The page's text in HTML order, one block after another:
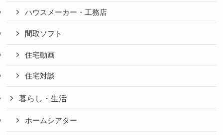
ハウスメーカー・工務店
間取ソフト
住宅動画
住宅対談
暮らし・生活
ホームシアター